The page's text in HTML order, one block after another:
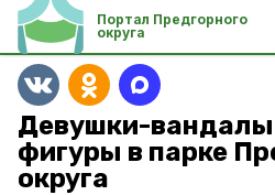
Портал Предгорного
округа
Девушки-
фигуры в парке
округа